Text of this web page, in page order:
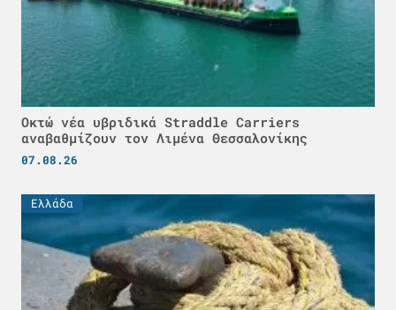
Οκτώ νέα υβριδικά Straddle Carriers
αναβαθμίζουν τον Λιμένα Θεσσαλονίκης
07.08.26
Ελλάδα